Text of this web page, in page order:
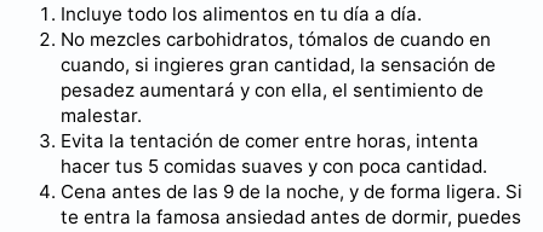
Incluye todo los alimentos en tu día a día.
No mezcles carbohidratos, tómalos de cuando en
cuando, si ingieres gran cantidad, la sensación de
pesadez aumentará y con ella, el sentimiento de
malestar.
Evita la tentación de comer entre horas, intenta
hacer tus 5 comidas suaves y con poca cantidad.
Cena antes de las 9 de la noche, y de forma ligera. Si
te entra la famosa ansiedad antes de dormir, puedes